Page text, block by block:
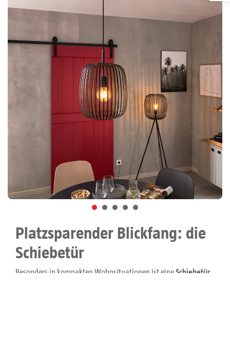
Platzsparender Blickfang: die
Schiebetür
Besonders in kompakten Wohnsituationen ist eineSchiebetür